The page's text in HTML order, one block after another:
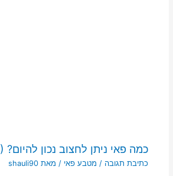
כמה פאי ניתן לחצוב נכון להיום? (2019)
כתיבת תגובה / מטבע פאי / מאת shauli90